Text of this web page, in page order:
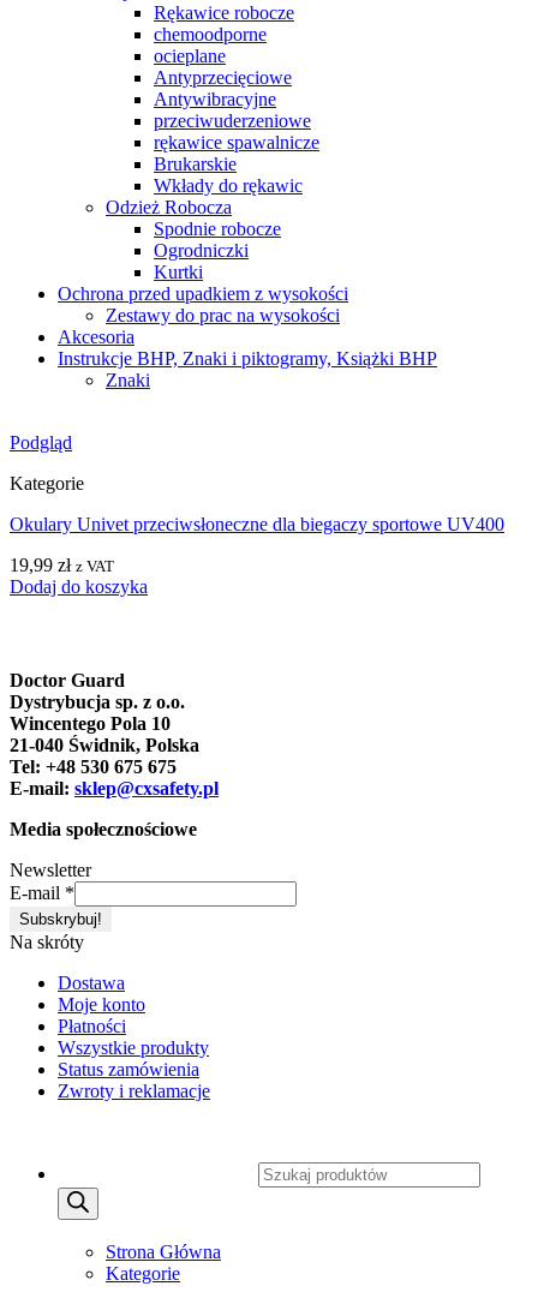
Rękawice robocze
chemoodporne
ocieplane
Antyprzecięciowe
Antywibracyjne
przeciwuderzeniowe
rękawice spawalnicze
Brukarskie
Wkłady do rękawic
Odzież Robocza
Spodnie robocze
Ogrodniczki
Kurtki
Ochrona przed upadkiem z wysokości
Zestawy do prac na wysokości
Akcesoria
Instrukcje BHP, Znaki i piktogramy, Książki BHP
Znaki
Podgląd
Kategorie
Okulary Univet przeciwsłoneczne dla biegaczy sportowe UV400
19,99 zł z VAT
Dodaj do koszyka
Doctor Guard
Dystrybucja sp. z o.o.
Wincentego Pola 10
21-040 Świdnik, Polska
Tel: +48 530 675 675
E-mail: sklep@cxsafety.pl
Media społecznościowe
Newsletter
E-mail *
Na skróty
Dostawa
Moje konto
Płatności
Wszystkie produkty
Status zamówienia
Zwroty i reklamacje
Strona Główna
Kategorie